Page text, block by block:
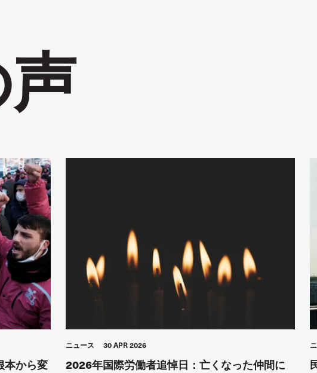
本から変
ニュース 30 APR 2026
2026年国際労働者追悼日：亡くなった仲間に